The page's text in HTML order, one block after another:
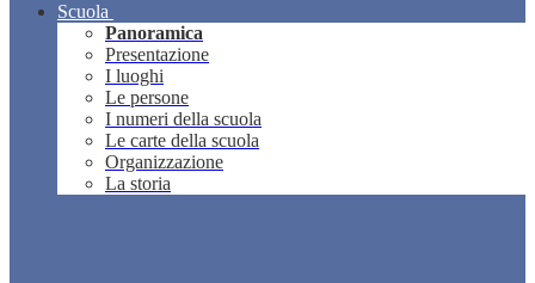
Scuola
Panoramica
Presentazione
I luoghi
Le persone
I numeri della scuola
Le carte della scuola
Organizzazione
La storia